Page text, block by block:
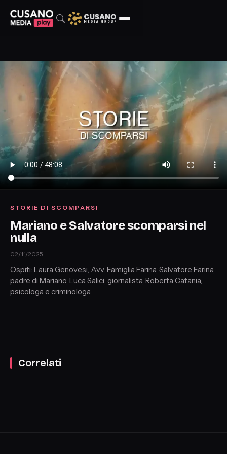
STORIE DI SCOMPARSI
Mariano e Salvatore scomparsi nel
nulla
02/11/2025
Ospiti: Laura Genovesi, Avv. Famiglia Farina, Salvatore Farina,
padre di Mariano, Luca Salici, giornalista, Roberta Catania,
psicologa e criminologa
Correlati